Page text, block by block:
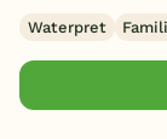
Waterpret